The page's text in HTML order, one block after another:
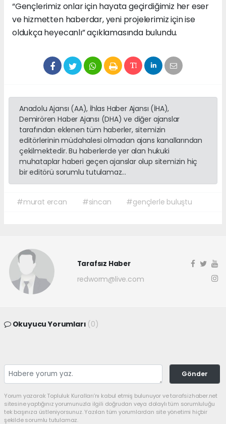
“Gençlerimiz onlar için hayata geçirdiğimiz her eser
ve hizmetten haberdar, yeni projelerimiz için ise
oldukça heyecanlı” açıklamasında bulundu.
Anadolu Ajansı (AA), İhlas Haber Ajansı (İHA),
Demirören Haber Ajansı (DHA) ve diğer ajanslar
tarafından eklenen tüm haberler, sitemizin
editörlerinin müdahalesi olmadan ajans kanallarından
çekilmektedir. Bu haberlerde yer alan hukuki
muhataplar haberi geçen ajanslar olup sitemizin hiç
bir editörü sorumlu tutulamaz...
#murat ercan #sincan #gençlerle buluştu
Tarafsız Haber
redworm@live.com
Okuyucu Yorumları (0)
Gönder
Yorum yazarak Topluluk Kuralları’nı kabul etmiş bulunuyor ve tarafsizhaber.net
sitesine yaptığınız yorumunuzla ilgili doğrudan veya dolaylı tüm sorumluluğu
tek başınıza üstleniyorsunuz. Yazılan tüm yorumlardan site yönetimi hiçbir
şekilde sorumlu tutulamaz.